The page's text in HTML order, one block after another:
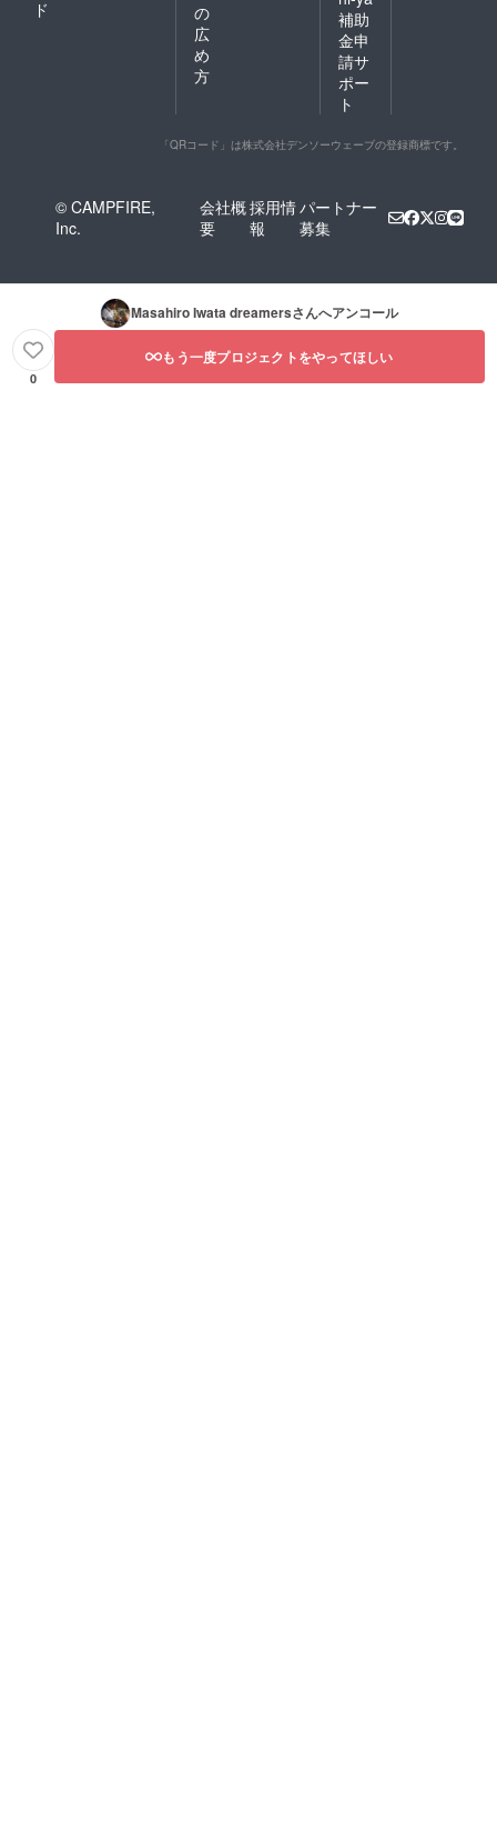
ド
の
広
め
方
補助
金申
請サ
ポー
ト
「QRコード」は株式会社デンソーウェーブの登録商標です。
© CAMPFIRE,
Inc.
会社概
要
採用情
報
パートナー
募集
Masahiro Iwata dreamersさんへアンコール
0
もう一度プロジェクトをやってほしい